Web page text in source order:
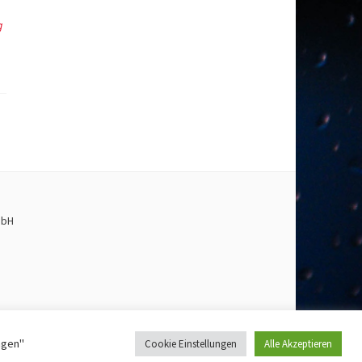
Cookie Einstellungen Alle Akzeptieren